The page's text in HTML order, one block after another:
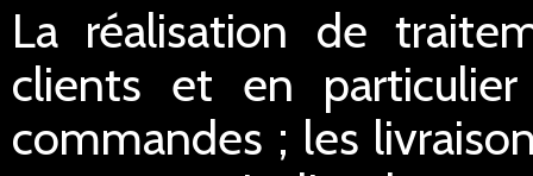
La réalisation de
clients et en
commandes ; les